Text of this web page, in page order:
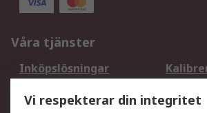
Våra tjänster
Inköpslösningar
DesignSpark
Vi respekterar din integritet